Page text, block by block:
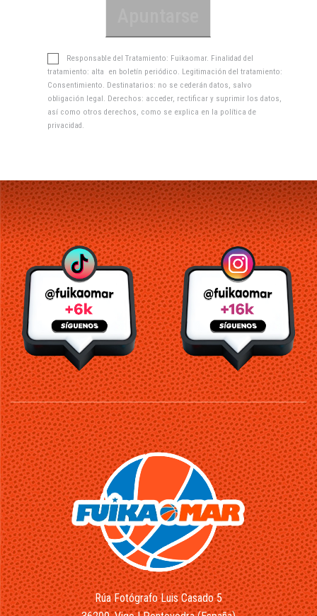
Responsable del Tratamiento: Fuikaomar. Finalidad del
tratamiento: alta en boletín periódico. Legitimación del tratamiento:
Consentimiento. Destinatarios: no se cederán datos, salvo
obligación legal. Derechos: acceder, rectificar y suprimir los datos,
así como otros derechos, como se explica en la política de
privacidad.
Rúa Fotógrafo Luis Casado 5